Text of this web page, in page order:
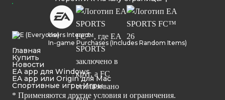
Users Interact
In-game Purchases (Includes Random Items)
Главная
Купить
Новости
EA app для Windows
EA app или Origin для Mac
Спортивные игры Игры
* Применяются другие условия и ограничения.